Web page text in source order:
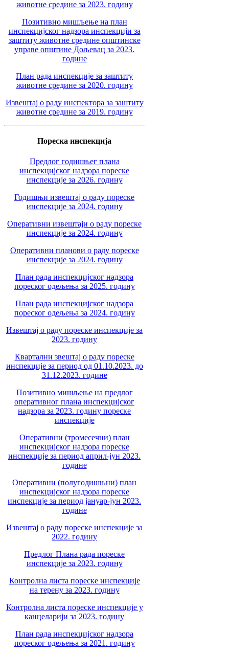
животне средине за 2023. годину
Позитивно мишљење на план
инспекцијског надзора инспекцији за
заштиту животне средине општинске
управе општине Дољевац за 2023.
године
План рада инспекције за заштиту
животне средине за 2020. годину
Извештај о раду инспектора за заштиту
животне средине за 2019. годину
Пореска инспекција
Предлог годишњег плана
инспекцијског надзора пореске
инспекције за 2026. годину
Годишњи извештај о раду пореске
инспекције за 2024. годину
Оперативни извештаји о раду пореске
инспекције за 2024. годину
Оперативни планови о раду пореске
инспекције за 2024. годину
План рада инспекцијског надзора
пореског одељења за 2025. годину
План рада инспекцијског надзора
пореског одељења за 2024. годину
Извештај о раду пореске инспекције за
2023. годину
Квартални звештај о раду пореске
инспекције за период од 01.10.2023. до
31.12.2023. године
Позитивно мишљење на предлог
оперативног плана инспекцијског
надзора за 2023. годину пореске
инспекције
Оперативни (тромесечни) план
инспекцијског надзора пореске
инспекције за период април-јун 2023.
године
Оперативни (полугодишњни) план
инспекцијског надзора пореске
инспекције за период јануар-јун 2023.
године
Извештај о раду пореске инспекције за
2022. годину
Предлог Плана рада пореске
инспекције за 2023. годину
Контролна листа пореске инспекције
на терену за 2023. годину
Контролна листа пореске инспекције у
канцеларији за 2023. годину
План рада инспекцијског надзора
пореског одељења за 2021. годину